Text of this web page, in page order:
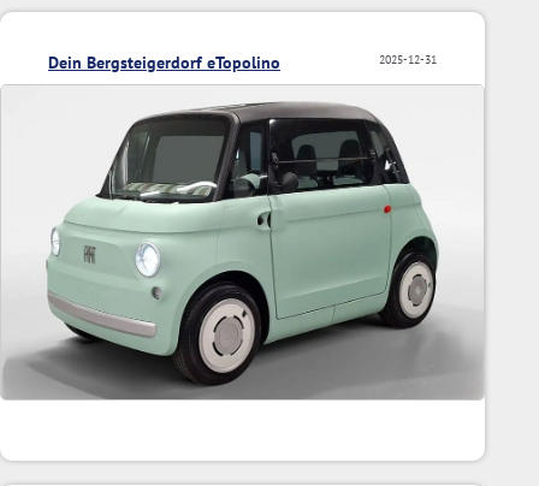
2025-12-31
Dein Bergsteigerdorf eTopolino